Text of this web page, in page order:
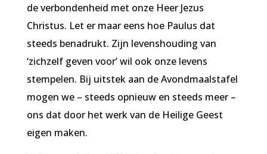
de verbondenheid met onze Heer Jezus
Christus. Let er maar eens hoe Paulus dat
steeds benadrukt. Zijn levenshouding van
‘zichzelf geven voor’ wil ook onze levens
stempelen. Bij uitstek aan de Avondmaalstafel
mogen we – steeds opnieuw en steeds meer –
ons dat door het werk van de Heilige Geest
eigen maken.